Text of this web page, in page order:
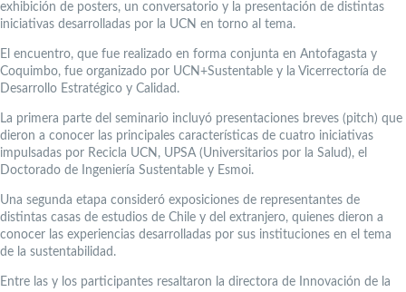
exhibición de posters, un conversatorio y la presentación de distintas
iniciativas desarrolladas por la UCN en torno al tema.
El encuentro, que fue realizado en forma conjunta en Antofagasta y
Coquimbo, fue organizado por UCN+Sustentable y la Vicerrectoría de
Desarrollo Estratégico y Calidad.
La primera parte del seminario incluyó presentaciones breves (pitch) que
dieron a conocer las principales características de cuatro iniciativas
impulsadas por Recicla UCN, UPSA (Universitarios por la Salud), el
Doctorado de Ingeniería Sustentable y Esmoi.
Una segunda etapa consideró exposiciones de representantes de
distintas casas de estudios de Chile y del extranjero, quienes dieron a
conocer las experiencias desarrolladas por sus instituciones en el tema
de la sustentabilidad.
Entre las y los participantes resaltaron la directora de Innovación de la